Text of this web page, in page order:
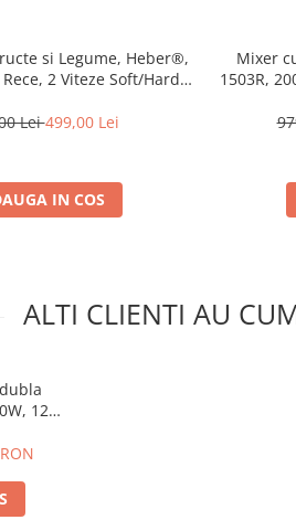
si Legume, Heber®,
2 Viteze Soft/Hard,
Recipient Suc 450ml,
Lei499,00 Lei
IN COS
Mixer
1503R,
ALTI CLIENTI AU
12L,